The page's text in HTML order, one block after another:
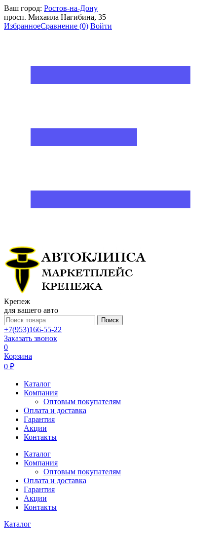
Ваш город: Ростов-на-Дону
просп. Михаила Нагибина, 35
ИзбранноеСравнение (0) Войти
Крепеж
для вашего авто
Поиск
+7(953)166-55-22
Заказать звонок
0
Корзина
0 ₽
Каталог
Компания
Оптовым покупателям
Оплата и доставка
Гарантия
Акции
Контакты
Каталог
Компания
Оптовым покупателям
Оплата и доставка
Гарантия
Акции
Контакты
Каталог